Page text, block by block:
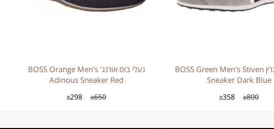
נעלי בוס גרין BOSS Green Men's Stiven
Sneaker Dark Blue
₪800
₪358
נעלי בוס אורנג' BOSS Orange Men's
Adinous Sneaker Red
₪650
₪298